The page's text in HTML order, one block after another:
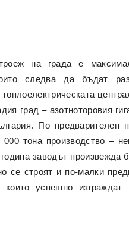
на града е
следва да бъдат
град – азотноторовия
По предварителен
000 тона производство –
заводът произвежда
се строят и по-малки
успешно изграждат